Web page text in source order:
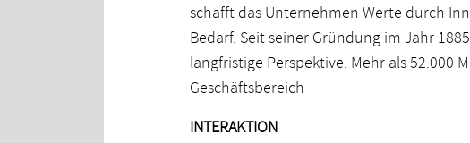
schafft das Unternehmen Werte durch
Bedarf. Seit seiner Gründung im Jahr
langfristige Perspektive. Mehr als 52.000
Geschäftsbereich
INTERAKTION